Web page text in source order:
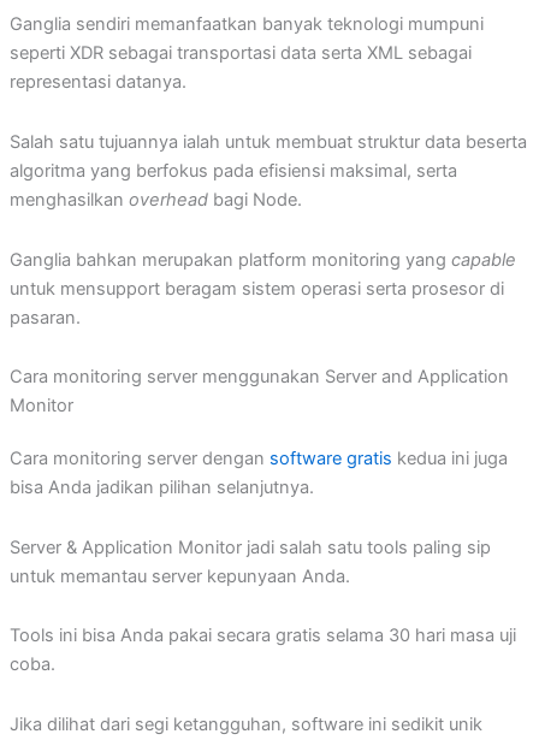
Ganglia sendiri memanfaatkan banyak teknologi mumpuni
seperti XDR sebagai transportasi data serta XML sebagai
representasi datanya.
Salah satu tujuannya ialah untuk membuat struktur data beserta
algoritma yang berfokus pada efisiensi maksimal, serta
menghasilkan overheadbagi Node.
Ganglia bahkan merupakan platform monitoring yang capable
untuk mensupport beragam sistem operasi serta prosesor di
pasaran.
Cara monitoring server menggunakan Server and Application
Monitor
Cara monitoring server dengan software gratis kedua ini juga
bisa Anda jadikan pilihan selanjutnya.
Server & Application Monitor jadi salah satu tools paling sip
untuk memantau server kepunyaan Anda.
Tools ini bisa Anda pakai secara gratis selama 30 hari masa uji
coba.
Jika dilihat dari segi ketangguhan, software ini sedikit unik